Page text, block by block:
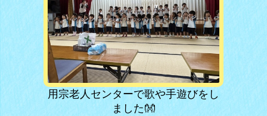
用宗老人センターで歌や手遊びをし
ました👐